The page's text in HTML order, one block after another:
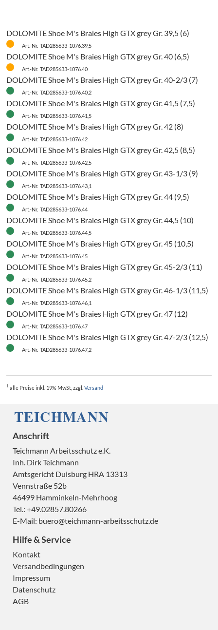
DOLOMITE Shoe M's Braies High GTX grey Gr. 39,5 (6)
Art.-Nr. TAD285633-1076.39,5
DOLOMITE Shoe M's Braies High GTX grey Gr. 40 (6,5)
Art.-Nr. TAD285633-1076.40
DOLOMITE Shoe M's Braies High GTX grey Gr. 40-2/3 (7)
Art.-Nr. TAD285633-1076.40,2
DOLOMITE Shoe M's Braies High GTX grey Gr. 41,5 (7,5)
Art.-Nr. TAD285633-1076.41,5
DOLOMITE Shoe M's Braies High GTX grey Gr. 42 (8)
Art.-Nr. TAD285633-1076.42
DOLOMITE Shoe M's Braies High GTX grey Gr. 42,5 (8,5)
Art.-Nr. TAD285633-1076.42,5
DOLOMITE Shoe M's Braies High GTX grey Gr. 43-1/3 (9)
Art.-Nr. TAD285633-1076.43,1
DOLOMITE Shoe M's Braies High GTX grey Gr. 44 (9,5)
Art.-Nr. TAD285633-1076.44
DOLOMITE Shoe M's Braies High GTX grey Gr. 44,5 (10)
Art.-Nr. TAD285633-1076.44,5
DOLOMITE Shoe M's Braies High GTX grey Gr. 45 (10,5)
Art.-Nr. TAD285633-1076.45
DOLOMITE Shoe M's Braies High GTX grey Gr. 45-2/3 (11)
Art.-Nr. TAD285633-1076.45,2
DOLOMITE Shoe M's Braies High GTX grey Gr. 46-1/3 (11,5)
Art.-Nr. TAD285633-1076.46,1
DOLOMITE Shoe M's Braies High GTX grey Gr. 47 (12)
Art.-Nr. TAD285633-1076.47
DOLOMITE Shoe M's Braies High GTX grey Gr. 47-2/3 (12,5)
Art.-Nr. TAD285633-1076.47,2
1 alle Preiseinkl. 19% MwSt, zzgl. Versand
Anschrift
Teichmann Arbeitsschutz e.K.
Inh. Dirk Teichmann
Amtsgericht Duisburg HRA 13313
Vennstraße 52b
46499 Hamminkeln-Mehrhoog
Tel.: +49.02857.80266
E-Mail: buero@teichmann-arbeitsschutz.de
Hilfe & Service
Kontakt
Versandbedingungen
Impressum
Datenschutz
AGB